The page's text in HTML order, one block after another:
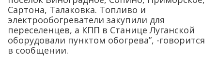
Сартона, Талаковка. Топливо и
электрообогреватели закупили для
переселенцев, а КПП в Станице Луганской
оборудовали пунктом обогрева”, -говорится
в сообщении.